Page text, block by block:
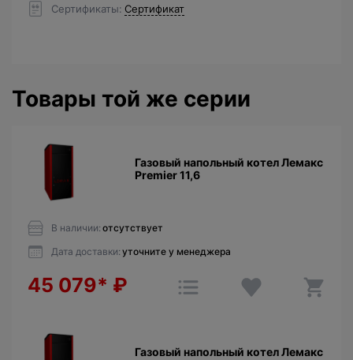
Сертификаты Сертификат
Товары той же серии
Газовый напольный котел Лемакс
Premier 11,6
В наличии: отсутствует
Дата доставки: уточните у менеджера
45 079* ₽
Газовый напольный котел Лемакс